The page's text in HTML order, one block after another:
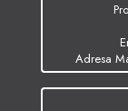
Adresa